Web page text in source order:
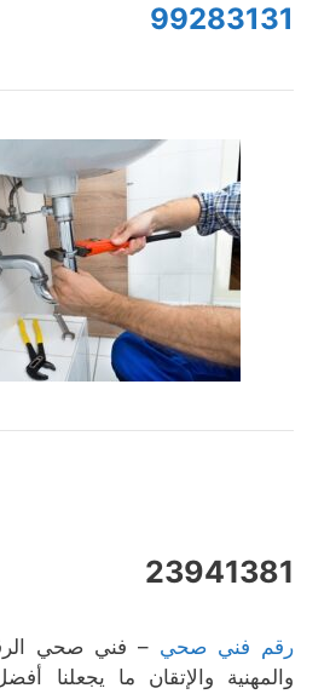
99283131
23941381
رقم فني صحي – فني صحي
والمهنية والإتقان ما يجعلنا